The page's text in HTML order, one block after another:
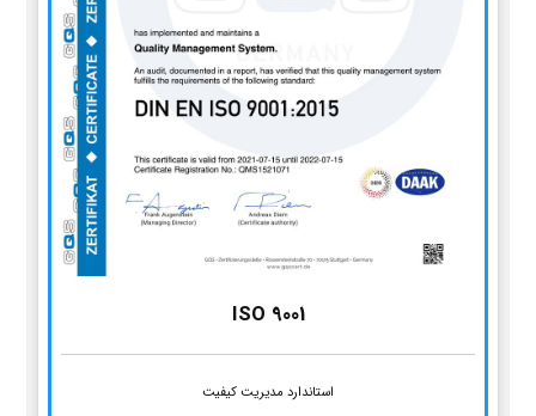
ISO 9001
استاندارد مدیریت کیفیت